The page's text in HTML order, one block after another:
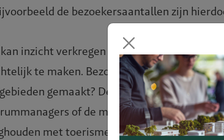
de bezoekersaantallen zijn
inzicht verkregen worden in de
te maken. Bezoeken bezoekers het
gemaakt? De Inzicht in Bezoekers
of de medewerker economie,
met toerisme, vrije tijd, veiligheid